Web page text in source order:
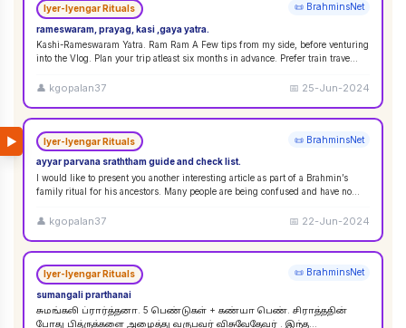
▶
Iyer-Iyengar Rituals 📜 BrahminsNet
rameswaram, prayag, kasi ,gaya yatra.
Kashi-Rameswaram Yatra. Ram Ram A Few tips from my side, before venturing
into the Vlog. Plan your trip atleast six months in advance. Prefer train trave...
👤 kgopalan37 📅 25-Jun-2024
Iyer-Iyengar Rituals 📜 BrahminsNet
ayyar parvana sraththam guide and check list.
I would like to present you another interesting article as part of a Brahmin’s
family ritual for his ancestors. Many people are being confused and have no
👤 kgopalan37 📅 22-Jun-2024
Iyer-Iyengar Rituals 📜 BrahminsNet
sumangali prarthanai
சுமங்கலி ப்ரார்த்தனா. 5 பெண்டுகள் + கண்யா பெண். சிராத்ததின்
போது பித்ருக்களை அழைத்து வருபவர் விசுவேதேவர் . இந்த